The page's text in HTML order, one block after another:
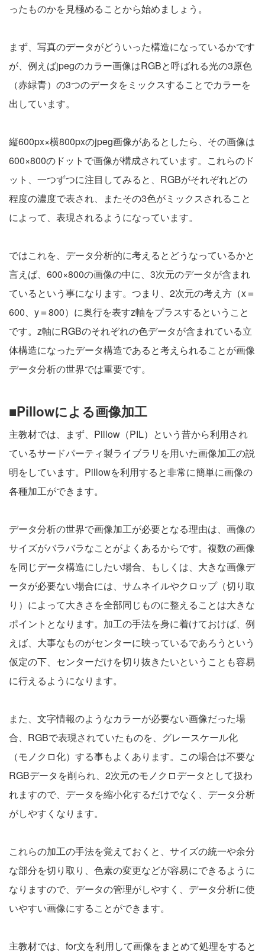
ったものかを見極めることから始めましょう。
まず、写真のデータがどういった構造になっているかです
が、例えばjpegのカラー画像はRGBと呼ばれる光の3原色
（赤緑青）の3つのデータをミックスすることでカラーを
出しています。
縦600px×横800pxのjpeg画像があるとしたら、その画像は
600×800のドットで画像が構成されています。これらのド
ット、一つずつに注目してみると、RGBがそれぞれどの
程度の濃度で表され、またその3色がミックスされること
によって、表現されるようになっています。
ではこれを、データ分析的に考えるとどうなっているかと
言えば、600×800の画像の中に、3次元のデータが含まれ
ているという事になります。つまり、2次元の考え方（x＝
600、y＝800）に奥行を表すz軸をプラスするということ
です。z軸にRGBのそれぞれの色データが含まれている立
体構造になったデータ構造であると考えられることが画像
データ分析の世界では重要です。
■Pillowによる画像加工
主教材では、まず、Pillow（PIL）という昔から利用され
ているサードパーティ製ライブラリを用いた画像加工の説
明をしています。Pillowを利用すると非常に簡単に画像の
各種加工ができます。
データ分析の世界で画像加工が必要となる理由は、画像の
サイズがバラバラなことがよくあるからです。複数の画像
を同じデータ構造にしたい場合、もしくは、大きな画像デ
ータが必要ない場合には、サムネイルやクロップ（切り取
り）によって大きさを全部同じものに整えることは大きな
ポイントとなります。加工の手法を身に着けておけば、例
えば、大事なものがセンターに映っているであろうという
仮定の下、センターだけを切り抜きたいということも容易
に行えるようになります。
また、文字情報のようなカラーが必要ない画像だった場
合、RGBで表現されていたものを、グレースケール化
（モノクロ化）する事もよくあります。この場合は不要な
RGBデータを削られ、2次元のモノクロデータとして扱わ
れますので、データを縮小化するだけでなく、データ分析
がしやすくなります。
これらの加工の手法を覚えておくと、サイズの統一や余分
な部分を切り取り、色素の変更などが容易にできるように
なりますので、データの管理がしやすく、データ分析に使
いやすい画像にすることができます。
主教材では、for文を利用して画像をまとめて処理をすると